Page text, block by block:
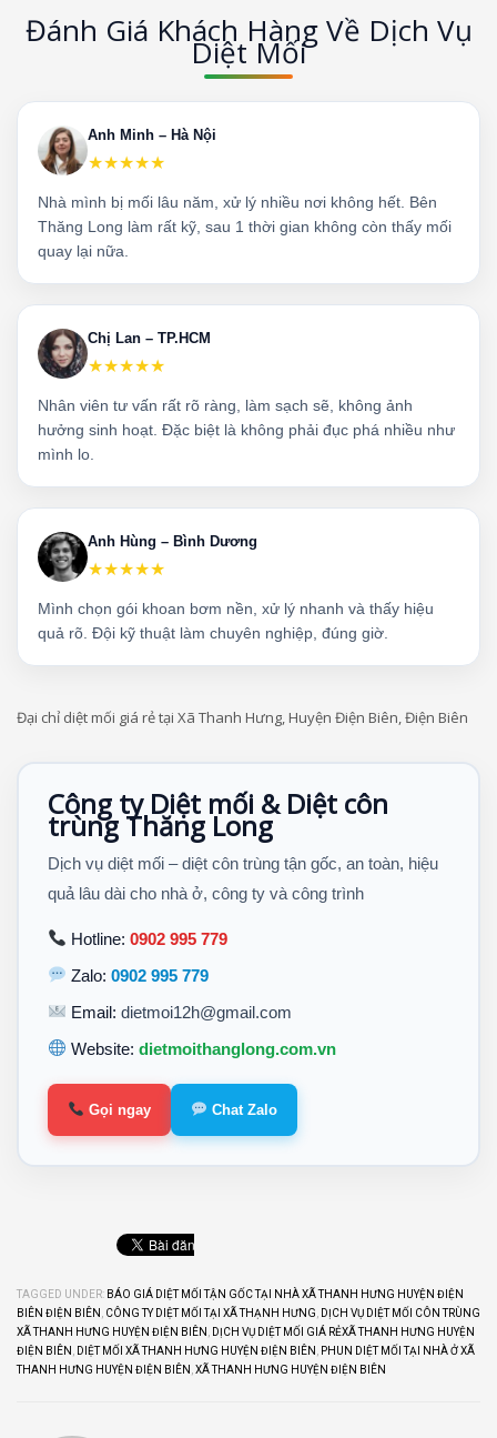
Đánh Giá Khách Hàng Về Dịch Vụ
Diệt Mối
Anh Minh – Hà Nội
★★★★★
Nhà mình bị mối lâu năm, xử lý nhiều nơi không hết. Bên
Thăng Long làm rất kỹ, sau 1 thời gian không còn thấy mối
quay lại nữa.
Chị Lan – TP.HCM
★★★★★
Nhân viên tư vấn rất rõ ràng, làm sạch sẽ, không ảnh
hưởng sinh hoạt. Đặc biệt là không phải đục phá nhiều như
mình lo.
Anh Hùng – Bình Dương
★★★★★
Mình chọn gói khoan bơm nền, xử lý nhanh và thấy hiệu
quả rõ. Đội kỹ thuật làm chuyên nghiệp, đúng giờ.
Đại chỉ diệt mối giá rẻ tại Xã Thanh Hưng, Huyện Điện Biên, Điện Biên
Công ty Diệt mối & Diệt côn
trùng Thăng Long
Dịch vụ diệt mối – diệt côn trùng tận gốc, an toàn, hiệu
quả lâu dài cho nhà ở, công ty và công trình
Hotline:0902 995 779
Zalo:0902 995 779
Email:dietmoi12h@gmail.com
Website:dietmoithanglong.com.vn
Gọi ngay Chat Zalo
TAGGED UNDER: BÁO GIÁ DIỆT MỐI TẬN GỐC TẠI NHÀ XÃ THANH HƯNG HUYỆN ĐIỆN
BIÊN ĐIỆN BIÊN
CÔNG TY DIỆT MỐI TẠI XÃ THẠNH HƯNG
DỊCH VỤ DIỆT MỐI CÔN TRÙNG
XÃ THANH HƯNG HUYỆN ĐIỆN BIÊN
DỊCH VỤ DIỆT MỐI GIÁ RẺXÃ THANH HƯNG HUYỆN
ĐIỆN BIÊN
DIỆT MỐI XÃ THANH HƯNG HUYỆN ĐIỆN BIÊN
PHUN DIỆT MỐI TẠI NHÀ Ở XÃ
THANH HƯNG HUYỆN ĐIỆN BIÊN XÃ THANH HƯNG HUYỆN ĐIỆN BIÊN